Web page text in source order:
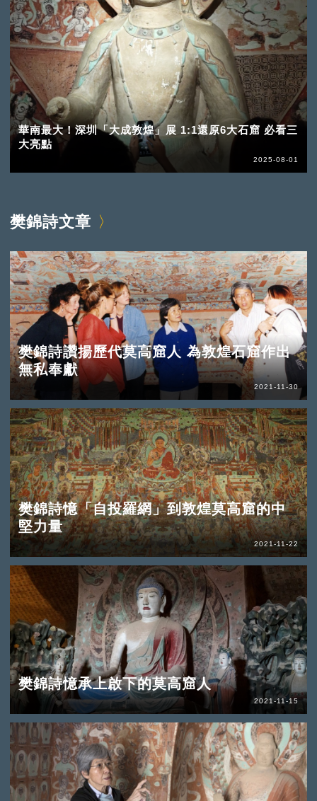
華南最大！深圳「大成敦煌」展 1:1還原6大石窟 必看三
大亮點
2025-08-01
樊錦詩文章
樊錦詩讚揚歷代莫高窟人 為敦煌石窟作出
無私奉獻
2021-11-30
樊錦詩憶「自投羅網」到敦煌莫高窟的中
堅力量
2021-11-22
樊錦詩憶承上啟下的莫高窟人
2021-11-15